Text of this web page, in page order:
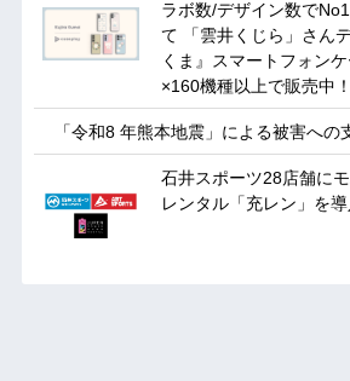
ラボ数/デザイン数で
て 「雲井くじら」さん
くま』スマートフォン
×160機種以上で販売中！
「令和8 年熊本地震」による被害への
石井スポーツ28店舗に
レンタル「充レン」を導